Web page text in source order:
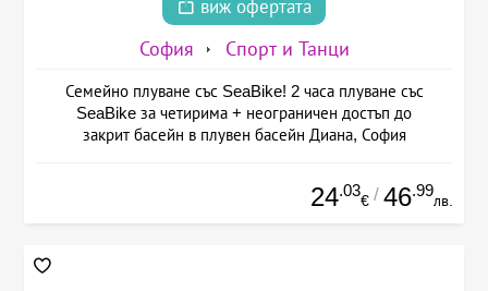
виж офертата
София Спорт и Танци
Семейно плуване със SeaBike! 2 часа плуване със
SeaBike за четирима + неограничен достъп до
закрит басейн в плувен басейн Диана, София
24.03
€ / 46.99
лв.